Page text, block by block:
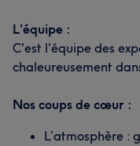
L’équipe :
C'est l'équipe des
chaleureusement
Nos coups de cœur :
L’atmosphère :